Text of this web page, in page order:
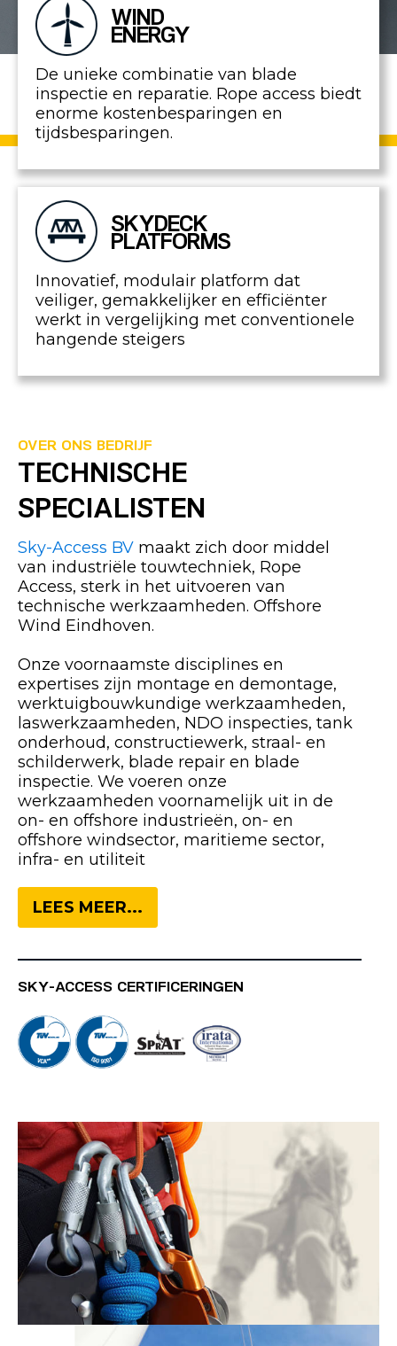
WIND
ENERGY
De unieke combinatie van blade
inspectie en reparatie. Rope access biedt
enorme kostenbesparingen en
tijdsbesparingen.
SKYDECK
PLATFORMS
Innovatief, modulair platform dat
veiliger, gemakkelijker en efficiënter
werkt in vergelijking met conventionele
hangende steigers
OVER ONS BEDRIJF
TECHNISCHE
SPECIALISTEN
Sky-Access BV maakt zich door middel
van industriële touwtechniek, Rope
Access, sterk in het uitvoeren van
technische werkzaamheden. Offshore
Wind Eindhoven.
Onze voornaamste disciplines en
expertises zijn montage en demontage,
werktuigbouwkundige werkzaamheden,
laswerkzaamheden, NDO inspecties, tank
onderhoud, constructiewerk, straal- en
schilderwerk, blade repair en blade
inspectie. We voeren onze
werkzaamheden voornamelijk uit in de
on- en offshore industrieën, on- en
offshore windsector, maritieme sector,
infra- en utiliteit
LEES MEER...
SKY-ACCESS CERTIFICERINGEN